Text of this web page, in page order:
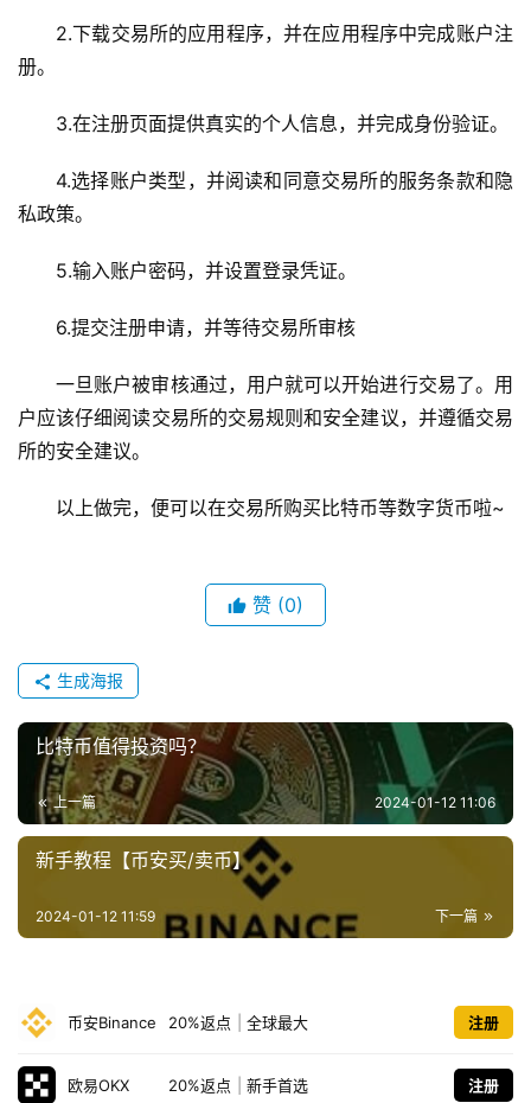
闻
圈
常
见
问
题
2.下载交易所的应用程序，并在应用程序中完成账户注
册。
3.在注册页面提供真实的个人信息，并完成身份验证。
4.选择账户类型，并阅读和同意交易所的服务条款和隐
私政策。
5.输入账户密码，并设置登录凭证。
6.提交注册申请，并等待交易所审核
一旦账户被审核通过，用户就可以开始进行交易了。用
户应该仔细阅读交易所的交易规则和安全建议，并遵循交易
所的安全建议。
以上做完，便可以在交易所购买比特币等数字货币啦~
赞 (0)
生成海报
比特币值得投资吗？
上一篇 2024-01-12 11:06
新手教程【币安买/卖币】
下一篇
2024-01-12 11:59
币安Binance 20%返点 全球最大 注册
欧易OKX 20%返点 新手首选 注册